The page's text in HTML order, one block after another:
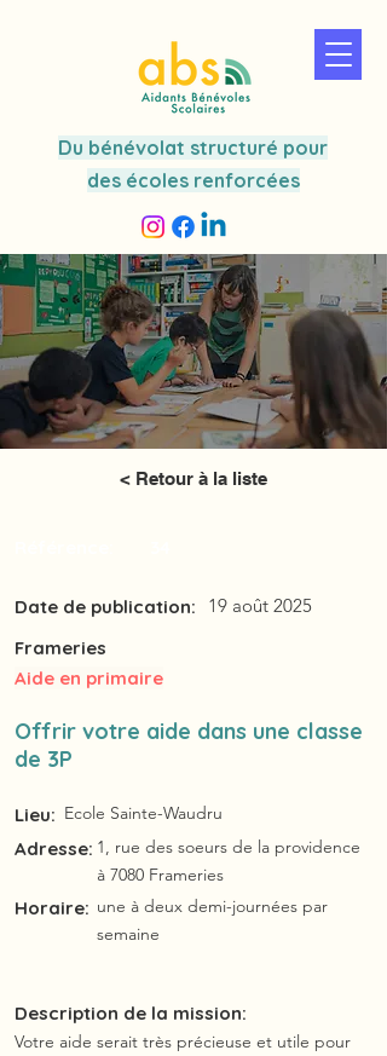
Du bénévolat structuré pour
des écoles renforcées
< Retour à la liste
Date de publication:
19 août 2025
Frameries
Aide en primaire
Offrir votre aide dans une classe
de 3P
Lieu: Ecole Sainte-Waudru
Adresse: 1, rue des soeurs de la providence
à 7080 Frameries
Horaire: une à deux demi-journées par
semaine
Description de la mission:
Votre aide serait très précieuse et utile pour